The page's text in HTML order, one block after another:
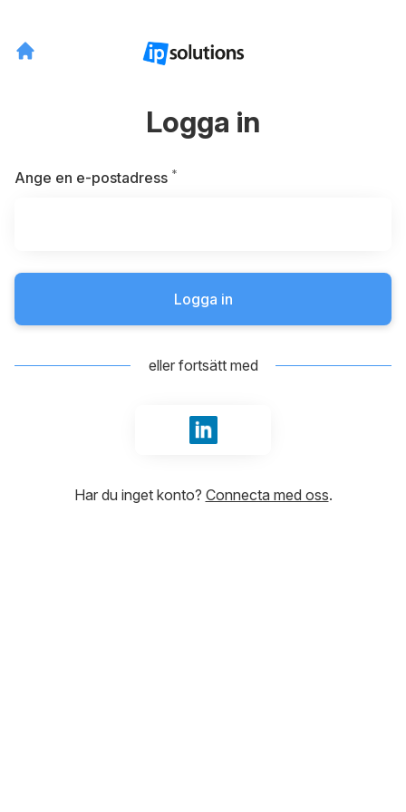
Logga in
Ange en e-postadress *
Logga in
eller fortsätt med
Logga in med LinkedIn
Har du inget konto? Connecta med oss.